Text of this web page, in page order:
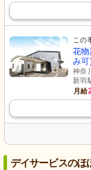
この
花
み可
神奈
新羽
月給
デイサービスのほ